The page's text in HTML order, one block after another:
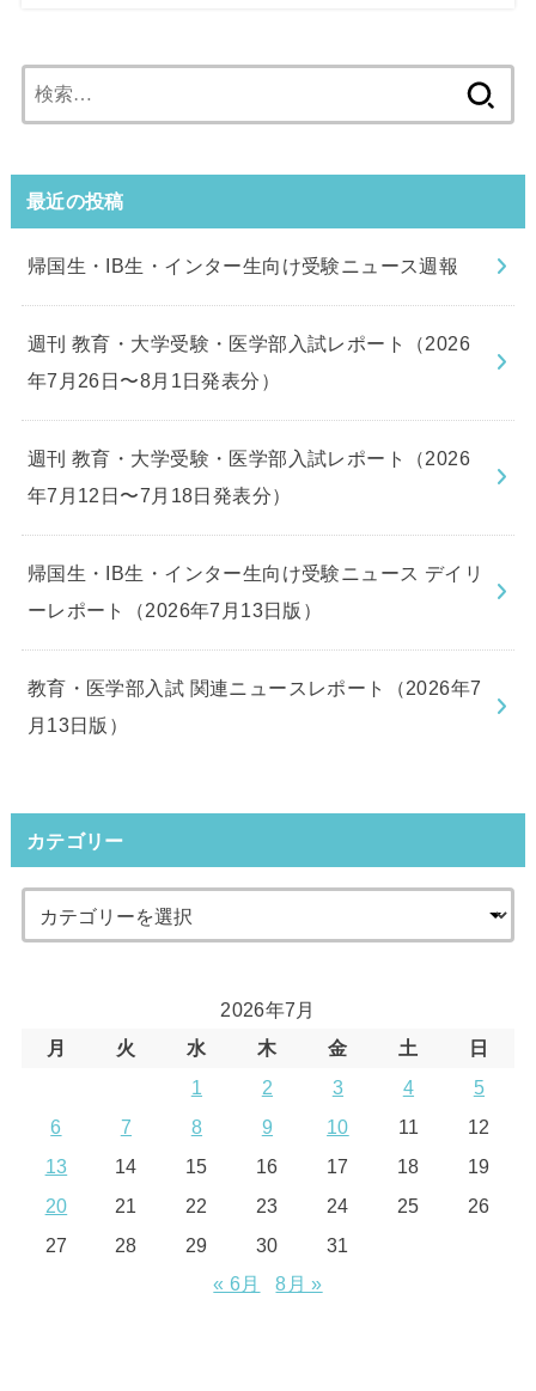
索:
最近の投稿
帰国生・IB生・インター生向け受験ニュース週報
週刊 教育・大学受験・医学部入試レポート（2026
年7月26日〜8月1日発表分）
週刊 教育・大学受験・医学部入試レポート（2026
年7月12日〜7月18日発表分）
帰国生・IB生・インター生向け受験ニュース デイリ
ーレポート（2026年7月13日版）
教育・医学部入試 関連ニュースレポート（2026年7
月13日版）
カテゴリー
2026年7月
月
火 水 木 金 土
日
1
2 3 4
5
6
7 8 9 10 11
12
13
14 15 16 17 18
19
20
21 22 23 24 25
26
27
28 29 30
31
« 6月
8月 »